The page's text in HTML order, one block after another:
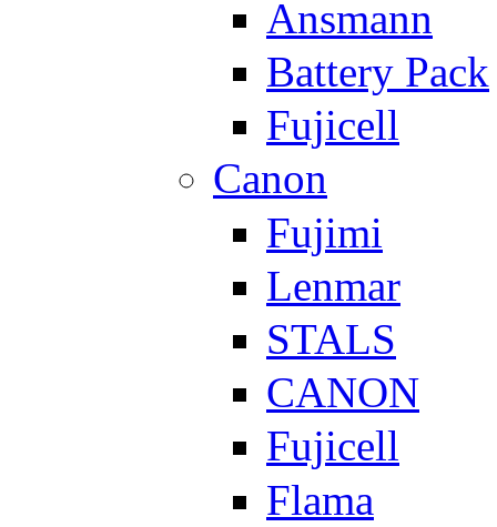
Ansmann
Battery Pack
Fujicell
Canon
Fujimi
Lenmar
STALS
CANON
Fujicell
Flama